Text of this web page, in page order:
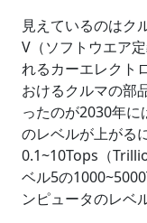
見えているのはク
V（ソフトウエア
れるカーエレクト
おけるクルマの部
ったのが2030年
のレベルが上がる
0.1~10Tops（
ベル5の
ンピュータのレベ